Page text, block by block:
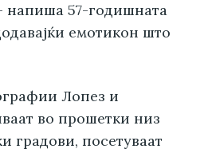
напиша 57-годишната
емотикон што
Лопез и
во прошетки низ
градови, посетуваат